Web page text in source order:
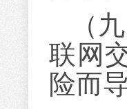
（
联网
险而